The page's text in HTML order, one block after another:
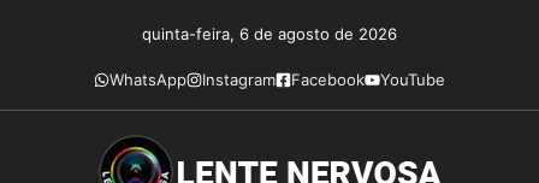
conteúdo
quinta-feira, 6 de agosto de 2026
WhatsApp Instagram Facebook YouTube